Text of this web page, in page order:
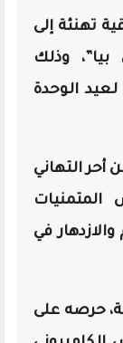
تهنئة إلى
بيا”، وذلك
الوحدة
أحر التهاني
المتمنيات
في
حرصه على